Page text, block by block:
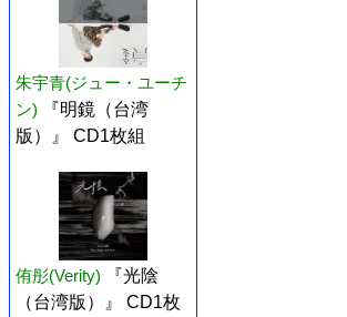
朱宇青(ジュー・ユーチ
ン)
『明鏡（台湾
版）』 CD1枚組
侑彤(Verity)
『光陰
（台湾版）』 CD1枚